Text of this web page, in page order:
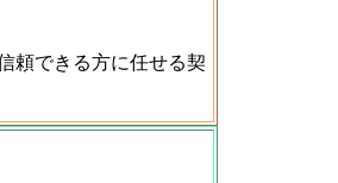
頼できる方に任せる契